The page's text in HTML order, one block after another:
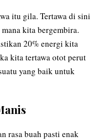
itu gila. Tertawa di sini
kita bergembira.
20% energi kita
kita tertawa otot perut
yang baik untuk
rasa buah pasti enak